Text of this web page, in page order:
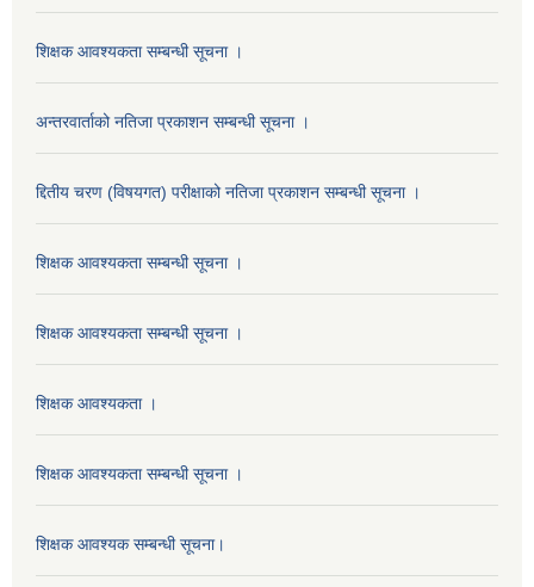
शिक्षक आवश्यकता सम्बन्धी सूचना ।
अन्तरवार्ताको नतिजा प्रकाशन सम्बन्धी सूचना ।
द्दितीय चरण (विषयगत) परीक्षाको नतिजा प्रकाशन सम्बन्धी सूचना ।
शिक्षक आवश्यकता सम्बन्धी सूचना ।
शिक्षक आवश्यकता सम्बन्धी सूचना ।
शिक्षक आवश्यकता ।
शिक्षक आवश्यकता सम्बन्धी सूचना ।
शिक्षक आवश्यक सम्बन्धी सूचना।